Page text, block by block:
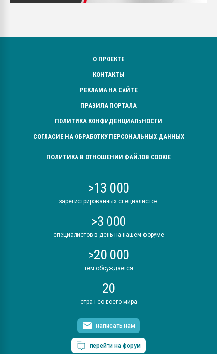
О ПРОЕКТЕ
КОНТАКТЫ
РЕКЛАМА НА САЙТЕ
ПРАВИЛА ПОРТАЛА
ПОЛИТИКА КОНФИДЕНЦИАЛЬНОСТИ
СОГЛАСИЕ НА ОБРАБОТКУ ПЕРСОНАЛЬНЫХ ДАННЫХ
ПОЛИТИКА В ОТНОШЕНИИ ФАЙЛОВ COOKIE
>13 000
зарегистрированных специалистов
>3 000
специалистов в день на нашем форуме
>20 000
тем обсуждается
20
стран со всего мира
написать нам
перейти на форум